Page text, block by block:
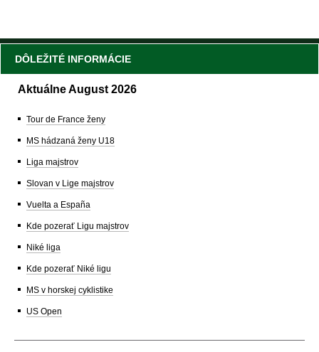
DÔLEŽITÉ INFORMÁCIE
Aktuálne August 2026
Tour de France ženy
MS hádzaná ženy U18
Liga majstrov
Slovan v Lige majstrov
Vuelta a España
Kde pozerať Ligu majstrov
Niké liga
Kde pozerať Niké ligu
MS v horskej cyklistike
US Open